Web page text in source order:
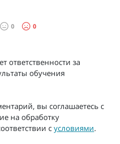
0 0
ответственности за
обучения
вы соглашаетесь с
на обработку
с условиями.